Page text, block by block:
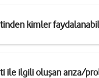
kimler
ile ilgili oluşan arıza/